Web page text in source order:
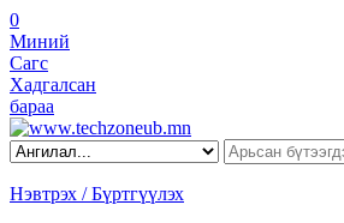
0
Миний
Сагс
Хадгалсан
бараа
Нэвтрэх / Бүртгүүлэх